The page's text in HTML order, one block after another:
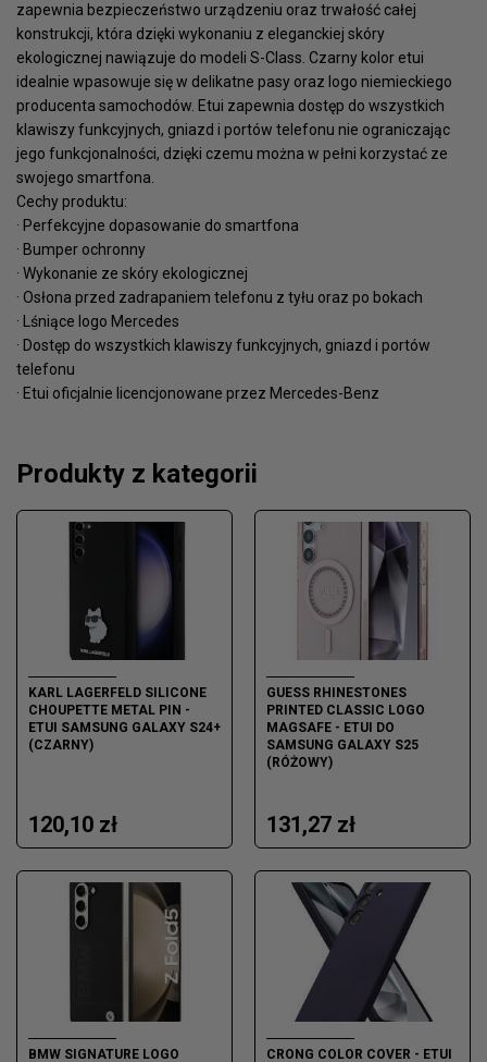
zapewnia bezpieczeństwo urządzeniu oraz trwałość całej
konstrukcji, która dzięki wykonaniu z eleganckiej skóry
ekologicznej nawiązuje do modeli S-Class. Czarny kolor etui
idealnie wpasowuje się w delikatne pasy oraz logo niemieckiego
producenta samochodów. Etui zapewnia dostęp do wszystkich
klawiszy funkcyjnych, gniazd i portów telefonu nie ograniczając
jego funkcjonalności, dzięki czemu można w pełni korzystać ze
swojego smartfona.
Cechy produktu:
· Perfekcyjne dopasowanie do smartfona
· Bumper ochronny
· Wykonanie ze skóry ekologicznej
· Osłona przed zadrapaniem telefonu z tyłu oraz po bokach
· Lśniące logo Mercedes
· Dostęp do wszystkich klawiszy funkcyjnych, gniazd i portów
telefonu
· Etui oficjalnie licencjonowane przez Mercedes-Benz
Produkty z kategorii
KARL LAGERFELD SILICONE
CHOUPETTE METAL PIN -
ETUI SAMSUNG GALAXY S24+
(CZARNY)
120,10 zł
GUESS RHINESTONES
PRINTED CLASSIC LOGO
MAGSAFE - ETUI DO
SAMSUNG GALAXY S25
(RÓŻOWY)
131,27 zł
BMW SIGNATURE LOGO
CRONG COLOR COVER - ETUI